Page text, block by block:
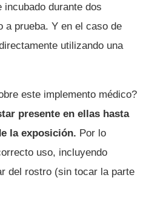
durante dos
a prueba. Y en el caso de
utilizando una
este implemento médico?
presente en ellas hasta
la exposición. Por lo
uso, incluyendo
del rostro (sin tocar la parte